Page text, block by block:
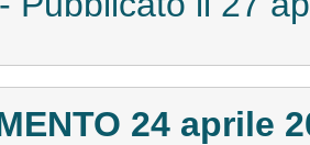
24 aprile